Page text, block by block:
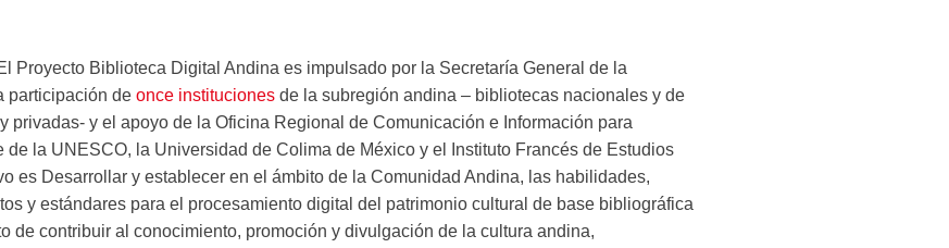
Proyecto Biblioteca Digital Andina es impulsado por la Secretaría General de la
participación de once instituciones de la subregión andina – bibliotecas nacionales y de
privadas- y el apoyo de la Oficina Regional de Comunicación e Información para
de la UNESCO, la Universidad de Colima de México y el Instituto Francés de Estudios
es Desarrollar y establecer en el ámbito de la Comunidad Andina, las habilidades,
y estándares para el procesamiento digital del patrimonio cultural de base bibliográfica
de contribuir al conocimiento, promoción y divulgación de la cultura andina,